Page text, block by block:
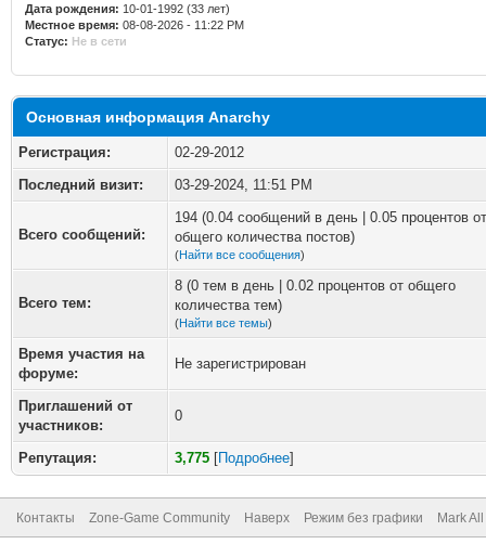
Дата рождения: 10-01-1992 (33 лет)
Местное время: 08-08-2026 - 11:22 PM
Статус: Не в сети
Основная информация Anarchy
Регистрация:
02-29-2012
Последний визит:
03-29-2024, 11:51 PM
Всего сообщений:
194 (0.04 сообщений в день | 0.05 процентов от
общего количества постов)
(Найти все сообщения)
Всего тем:
8 (0 тем в день | 0.02 процентов от общего
количества тем)
(Найти все темы)
Время участия на
форуме:
Не зарегистрирован
Приглашений от
участников:
0
Репутация: 3,775 [Подробнее]
Контакты Zone-Game Community Наверх Режим без графики Mark